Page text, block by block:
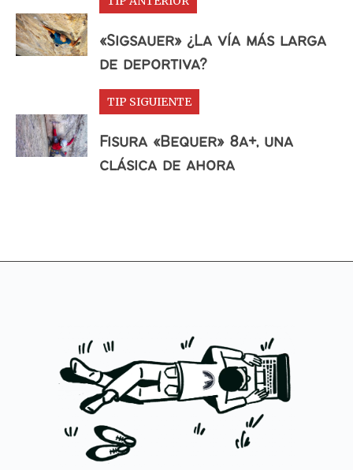
«Sigsauer» ¿La vía más larga
de deportiva?
TIP SIGUIENTE
Fisura «Bequer» 8a+, una
clásica de ahora